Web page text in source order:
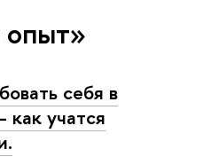
себя в
учатся